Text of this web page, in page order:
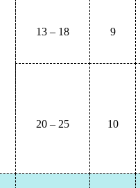
13 – 18 9
20 – 25 10